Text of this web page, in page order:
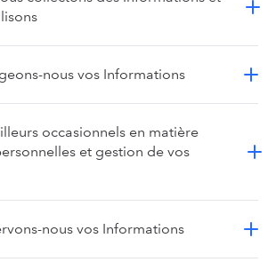
nous vos Informations
occasionnels en matière
et gestion de vos
nous vos Informations